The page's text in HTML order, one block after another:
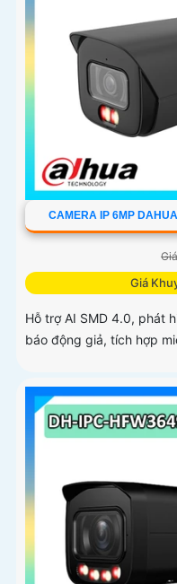
CAMERA IP 6MP
Giá
Hỗ trợ AI SMD 4.0, phát
báo động giả, tích hợp